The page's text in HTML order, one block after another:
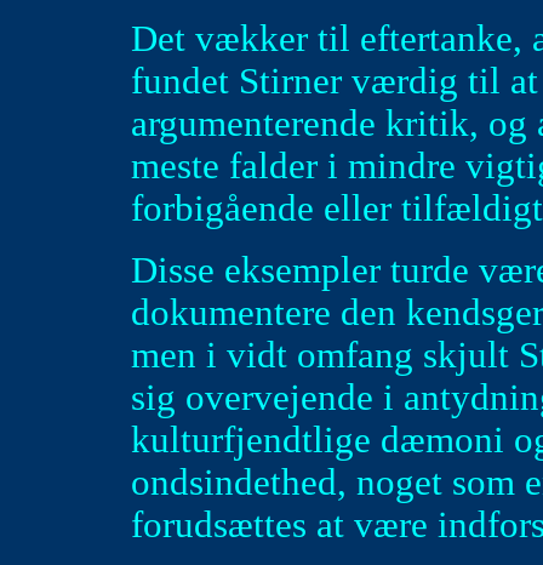
Det vækker til eftertanke,
fundet Stirner værdig til
argumenterende kritik, og
meste falder i mindre
forbigående eller
Disse eksempler turde
dokumentere den
men i vidt omfang skjult
sig overvejende i
kulturfjendtlige dæmoni
ondsindethed, noget som
forudsættes at være